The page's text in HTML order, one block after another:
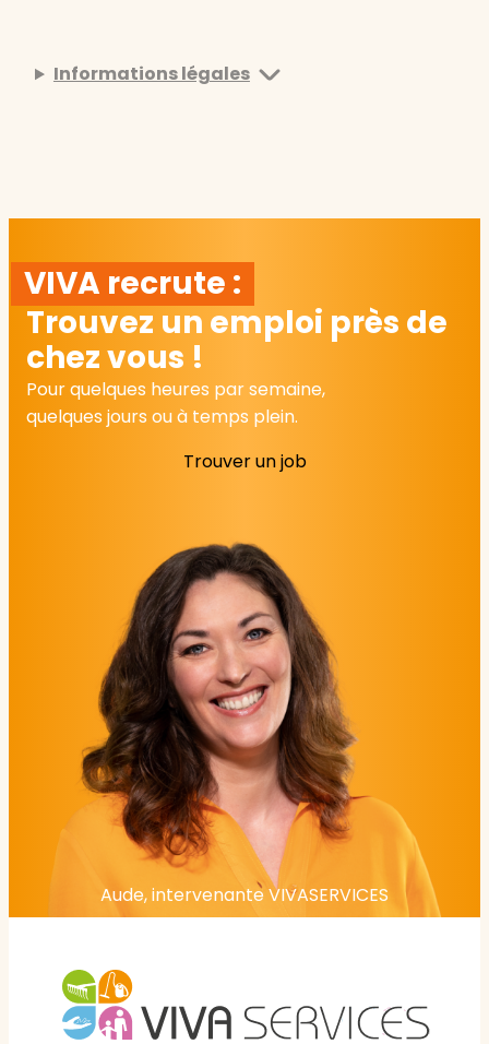
Informations légales
VIVA recrute :
Trouvez un emploi près de
chez vous !
Pour quelques heures par semaine,
quelques jours ou à temps plein.
Trouver un job
Aude, intervenante VIVASERVICES